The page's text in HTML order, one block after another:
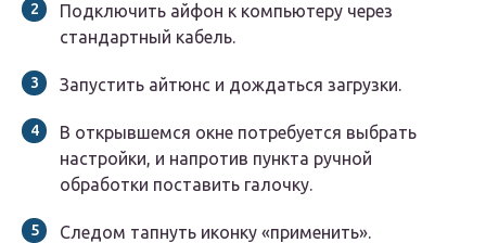
Подключить айфон к компьютеру через
стандартный кабель.
Запустить айтюнс и дождаться загрузки.
В открывшемся окне потребуется выбрать
настройки, и напротив пункта ручной
обработки поставить галочку.
Следом тапнуть иконку «применить».